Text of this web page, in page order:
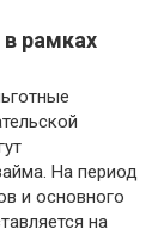
рамках
На период
и основного
на